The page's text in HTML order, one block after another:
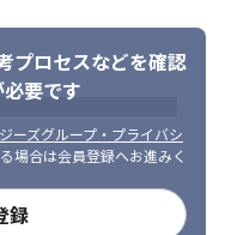
実現を目指しているの
貢献できます
の声を確認しながら、
出すことを楽しめる方
プロセスなどを確認
要です
ーズグループ・プライバシ
場合は会員登録へお進みく
録